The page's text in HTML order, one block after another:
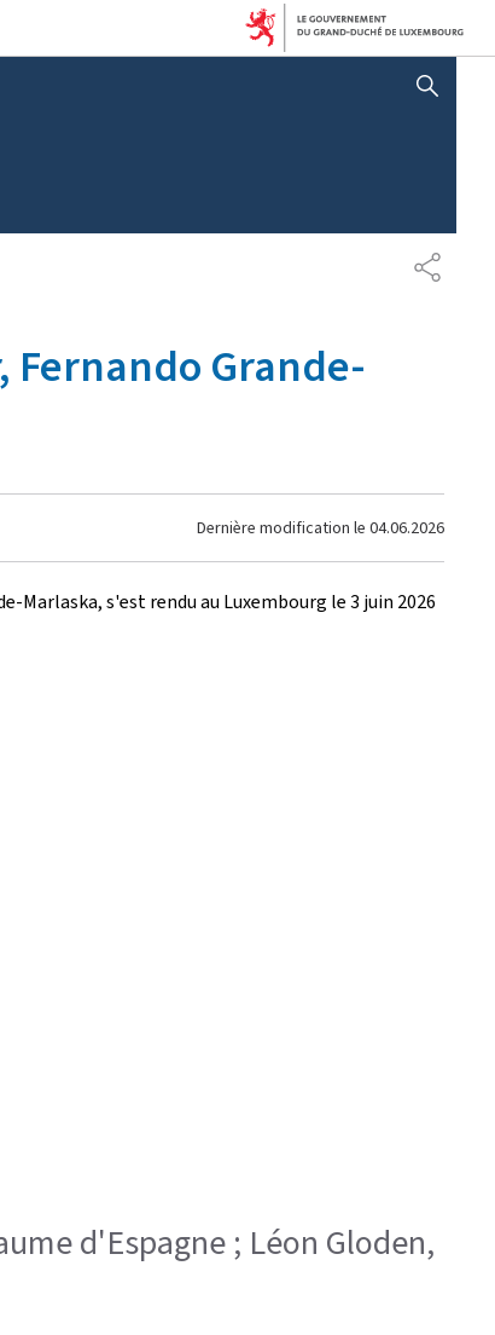
AFFICHER / MASQUER
Grande-
Dernière modification le 04.06.2026
s'est rendu au Luxembourg le 3 juin 2026
d'Espagne ; Léon Gloden,